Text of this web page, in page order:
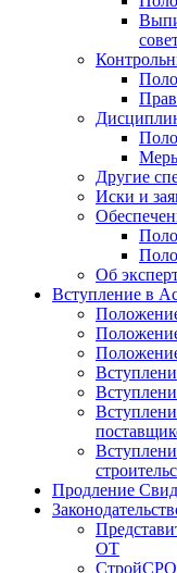
Другие
Иски и
Об
Вступление в
Продление
ОТ
СтройСРО